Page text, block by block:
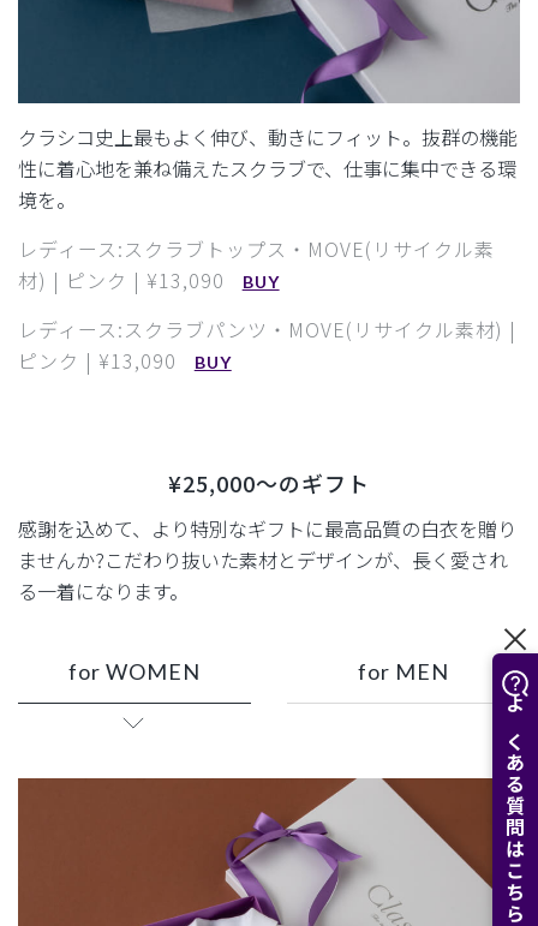
よくある質問はこちら
クラシコ史上最もよく伸び、動きにフィット。 抜群の機能
性に着心地を兼ね備えたスクラブで、仕事に集中できる環
境を。
レディース:スクラブトップス・MOVE(リサイクル素
材) | ピンク | ¥13,090
BUY
レディース:スクラブパンツ・MOVE(リサイクル素材) |
ピンク | ¥13,090
BUY
¥25,000〜のギフト
感謝を込めて、より特別なギフトに最高品質の白衣を贈り
ませんか?こだわり抜いた素材とデザインが、長く愛され
る一着になります。
for WOMEN for MEN